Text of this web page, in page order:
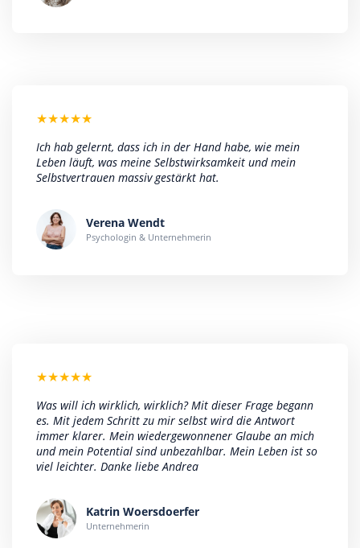
★★★★★
Ich hab gelernt, dass ich in der Hand habe, wie mein
Leben läuft, was meine Selbstwirksamkeit und mein
Selbstvertrauen massiv gestärkt hat.
Verena Wendt
Psychologin & Unternehmerin
★★★★★
Was will ich wirklich, wirklich? Mit dieser Frage begann
es. Mit jedem Schritt zu mir selbst wird die Antwort
immer klarer. Mein wiedergewonnener Glaube an mich
und mein Potential sind unbezahlbar. Mein Leben ist so
viel leichter. Danke liebe Andrea
Katrin Woersdoerfer
Unternehmerin